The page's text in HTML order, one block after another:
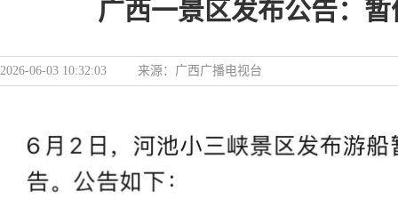
广西一景区发布公告：
2026-06-03 10:32:03 来源： 广西广播电视台